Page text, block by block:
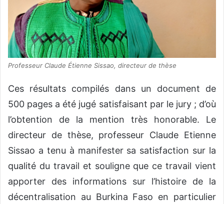
Professeur Claude Étienne Sissao, directeur de thèse
Ces résultats compilés dans un document de
500 pages a été jugé satisfaisant par le jury ; d’où
l’obtention de la mention très honorable. Le
directeur de thèse, professeur Claude Etienne
Sissao a tenu à manifester sa satisfaction sur la
qualité du travail et souligne que ce travail vient
apporter des informations sur l’histoire de la
décentralisation au Burkina Faso en particulier